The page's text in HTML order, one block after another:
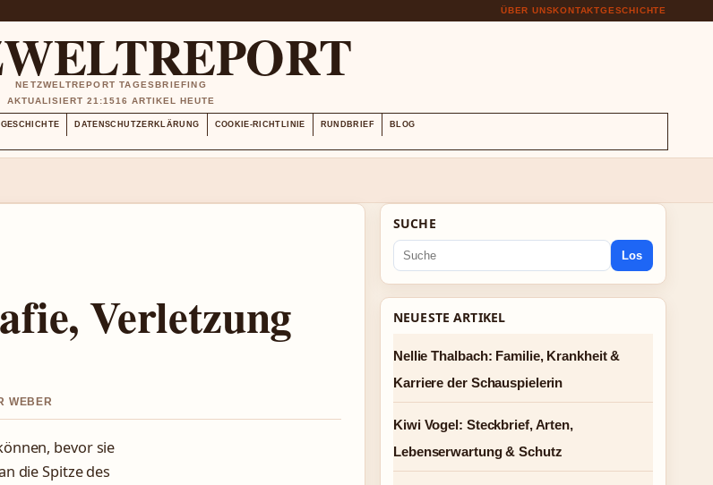
ÜBER UNSKONTAKTGESCHICHTE
NETZWELTREPORT TAGESBRIEFING
AKTUALISIERT 21:1516 ARTIKEL HEUTE
GESCHICHTE DATENSCHUTZERKLÄRUNG COOKIE-RICHTLINIE RUNDBRIEF BLOG
Verletzung
WEBER
bevor sie
die Spitze des
SUCHE
Los
NEUESTE ARTIKEL
Nellie Thalbach: Familie, Krankheit &
Karriere der Schauspielerin
Kiwi Vogel: Steckbrief, Arten,
Lebenserwartung & Schutz